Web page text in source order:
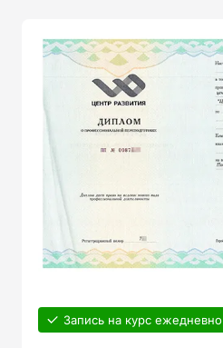
Запись на курс ежедневно